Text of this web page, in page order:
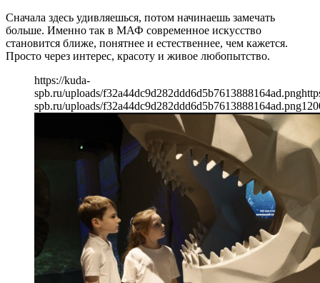
Сначала здесь удивляешься, потом начинаешь замечать
больше. Именно так в МАФ современное искусство
становится ближе, понятнее и естественнее, чем кажется.
Просто через интерес, красоту и живое любопытство.
https://kuda-
spb.ru/uploads/f32a44dc9d282ddd6d5b7613888164ad.png
spb.ru/uploads/f32a44dc9d282ddd6d5b7613888164ad.png